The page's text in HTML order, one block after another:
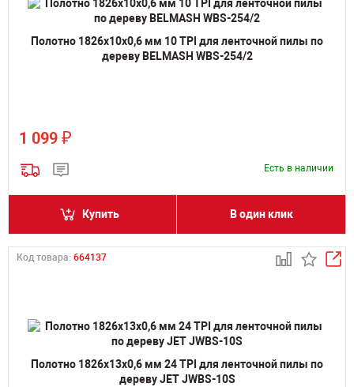
Полотно 1826х10х0,6 мм 10 TPI для ленточной пилы по
дереву BELMASH WBS-254/2
1 099 ₽
Есть в наличии
Купить В один клик
Код товара: 664137
Полотно 1826х13х0,6 мм 24 TPI для ленточной пилы по
дереву JET JWBS-10S